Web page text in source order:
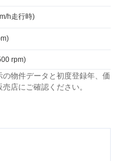
h走行時)
rpm)
物件データと初度登録年、価
店にご確認ください。